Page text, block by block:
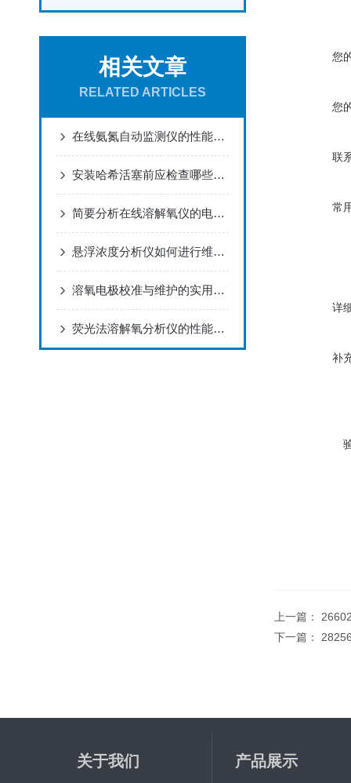
相关文章
RELATED ARTICLES
在线氨氮自动监测仪的性能特点
安装哈希活塞前应检查哪些内容？
简要分析在线溶解氧仪的电极维护方法
悬浮浓度分析仪如何进行维护和保养？
溶氧电极校准与维护的实用指南
荧光法溶解氧分析仪的性能特点
您
您
联
常
详
补
上一篇：
下一篇：
关于我们 产品展示